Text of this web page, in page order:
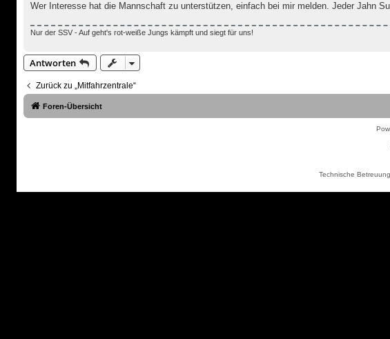
Wer Interesse hat die Mannschaft zu unterstützen, einfach bei mir melden. Jeder Jahn
Nur der SSV - Auf geht's rot-weiße Jungs kämpft und siegt für uns!
Antworten
Zurück zu „Mitfahrzentrale“
Foren-Übersicht
Technische